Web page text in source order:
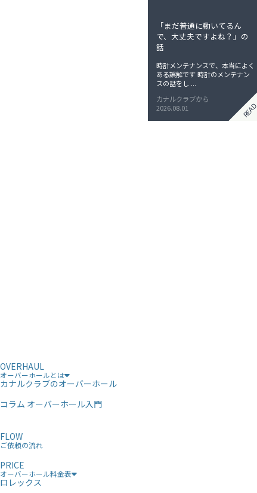
「まだ普通に動いてるん
で、大丈夫ですよね？」の
話
時計メンテナンスで、本当によく
ある誤解です 時計のメンテナン
スの話をし ...
カナルクラブから
2026.08.01
READ
OVERHAUL
オーバーホールとは
カナルクラブのオーバーホール
コラム オーバーホール入門
FLOW
ご依頼の流れ
PRICE
オーバーホール料金表
ロレックス